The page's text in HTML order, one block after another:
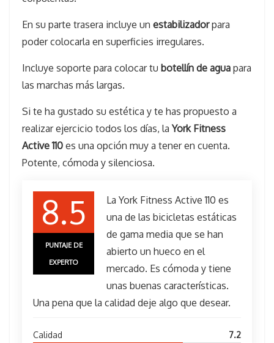
En su parte trasera incluye un estabilizadorpara
poder colocarla en superficies irregulares.
Incluye soporte para colocar tu botellín de agua para
las marchas más largas.
Si te ha gustado su estética y te has propuesto a
realizar ejercicio todos los días, laYork Fitness
Active 110 es una opción muy a tener en cuenta.
Potente, cómoda y silenciosa.
8.5
PUNTAJE DE
EXPERTO
La York Fitness Active 110 es
una de las bicicletas estáticas
de gama media que se han
abierto un hueco en el
mercado. Es cómoda y tiene
unas buenas características.
Una pena que la calidad deje algo que desear.
Calidad 7.2